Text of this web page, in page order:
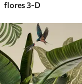
flores 3-D